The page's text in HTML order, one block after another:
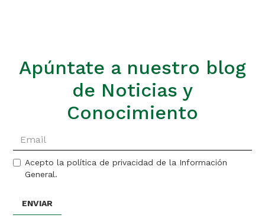
Apúntate a nuestro blog
de Noticias y
Conocimiento
Acepto la política de privacidad de la Información
General.